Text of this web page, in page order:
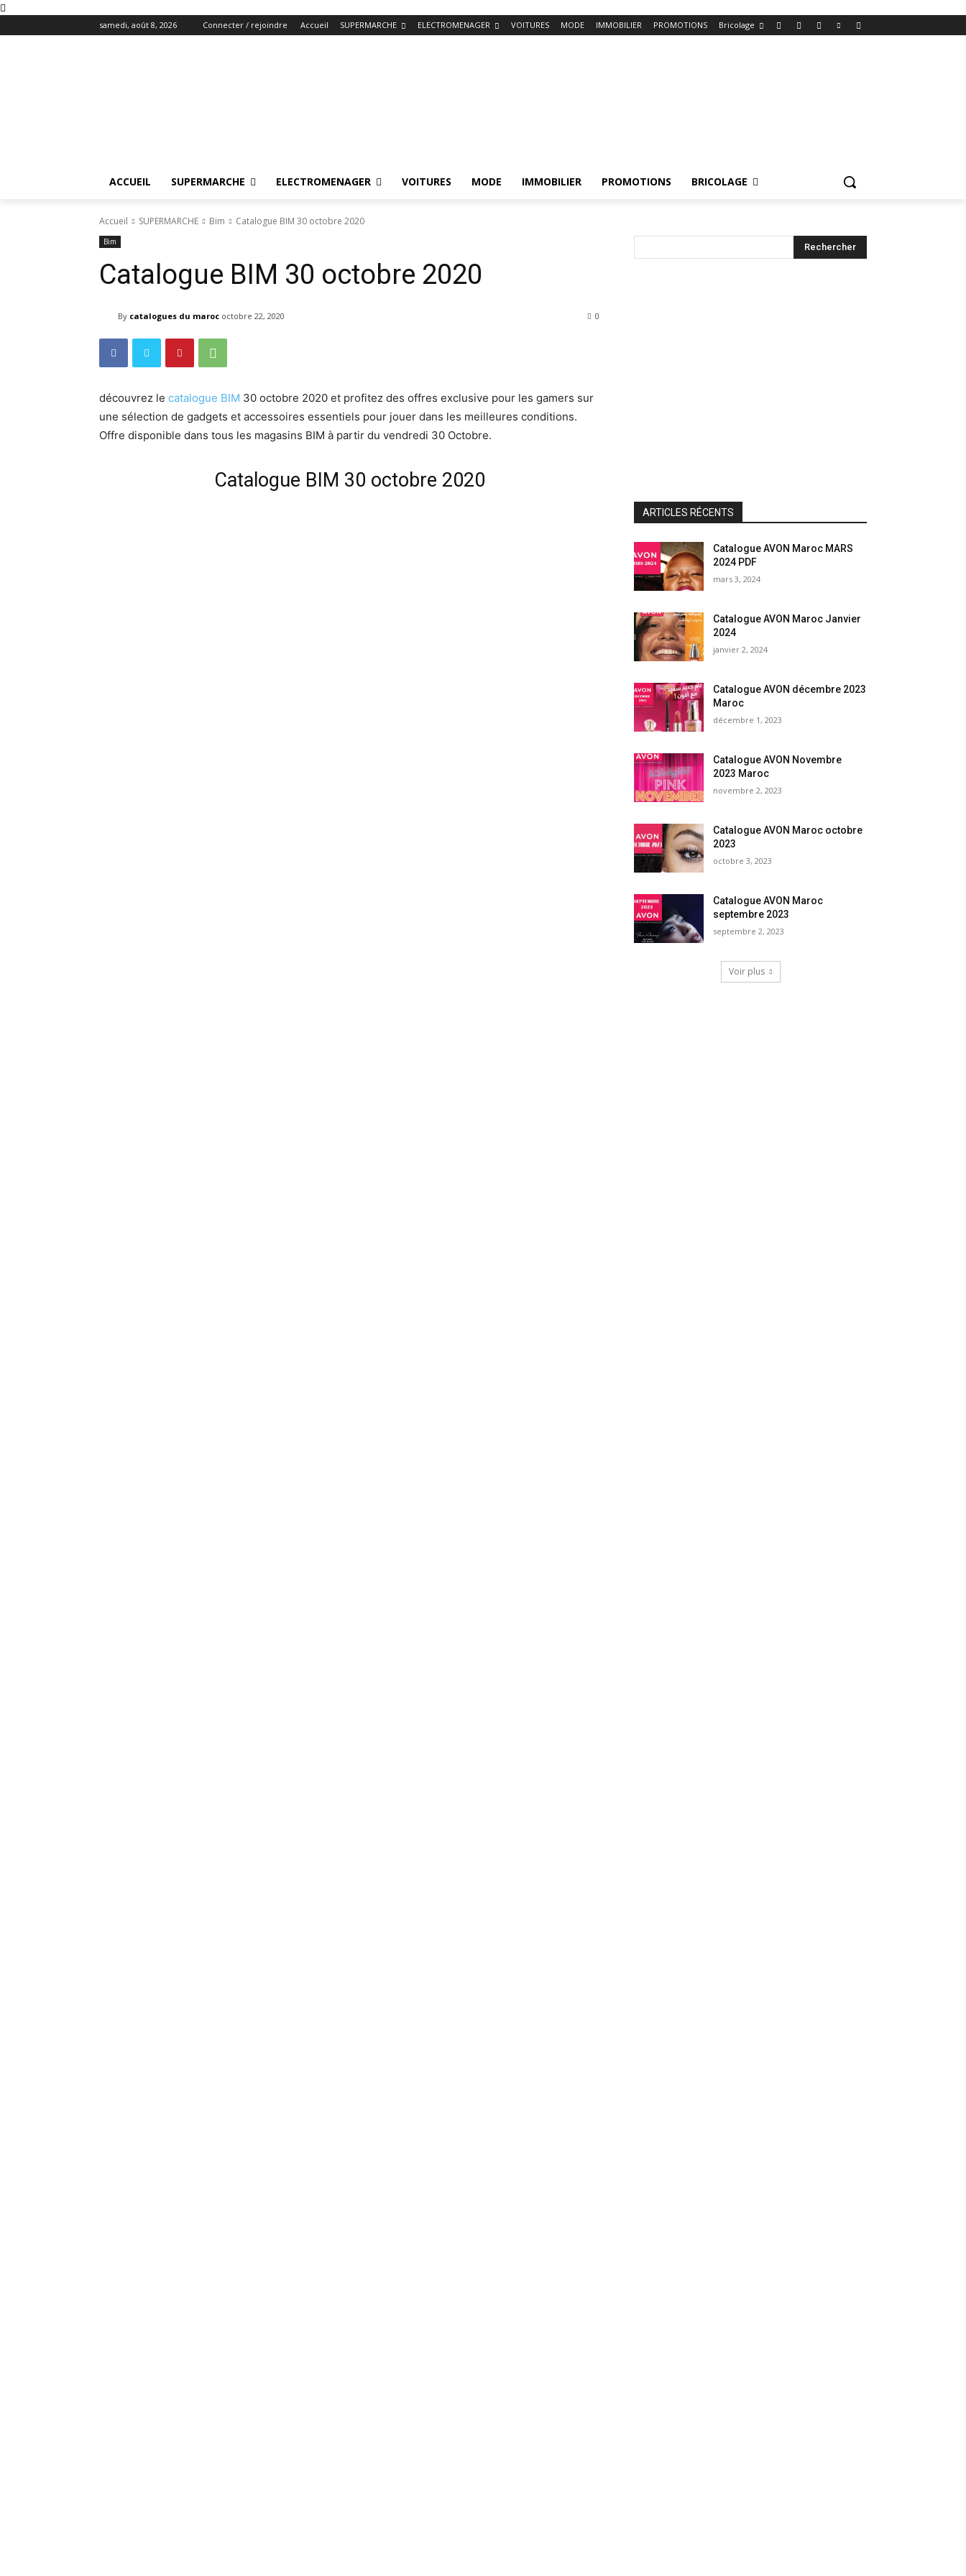
samedi, août 8, 2026 Connecter / rejoindre Accueil SUPERMARCHE ELECTROMENAGER VOITURES MODE IMMOBILIER PROMOTIONS Bricolage
ACCUEIL SUPERMARCHE ELECTROMENAGER VOITURES MODE IMMOBILIER PROMOTIONS BRICOLAGE
Accueil SUPERMARCHE Bim Catalogue BIM 30 octobre 2020
Bim
Catalogue BIM 30 octobre 2020
By catalogues du maroc octobre 22, 2020 0
découvrez le catalogue BIM 30 octobre 2020 et profitez des offres exclusive pour les gamers sur
une sélection de gadgets et accessoires essentiels pour jouer dans les meilleures conditions.
Offre disponible dans tous les magasins BIM à partir du vendredi 30 Octobre.
Catalogue BIM 30 octobre 2020
Rechercher
ARTICLES RÉCENTS
Catalogue AVON Maroc MARS
2024 PDF
mars 3, 2024
Catalogue AVON Maroc Janvier
2024
janvier 2, 2024
Catalogue AVON décembre 2023
Maroc
décembre 1, 2023
Catalogue AVON Novembre
2023 Maroc
novembre 2, 2023
Catalogue AVON Maroc octobre
2023
octobre 3, 2023
Catalogue AVON Maroc
septembre 2023
septembre 2, 2023
Voir plus